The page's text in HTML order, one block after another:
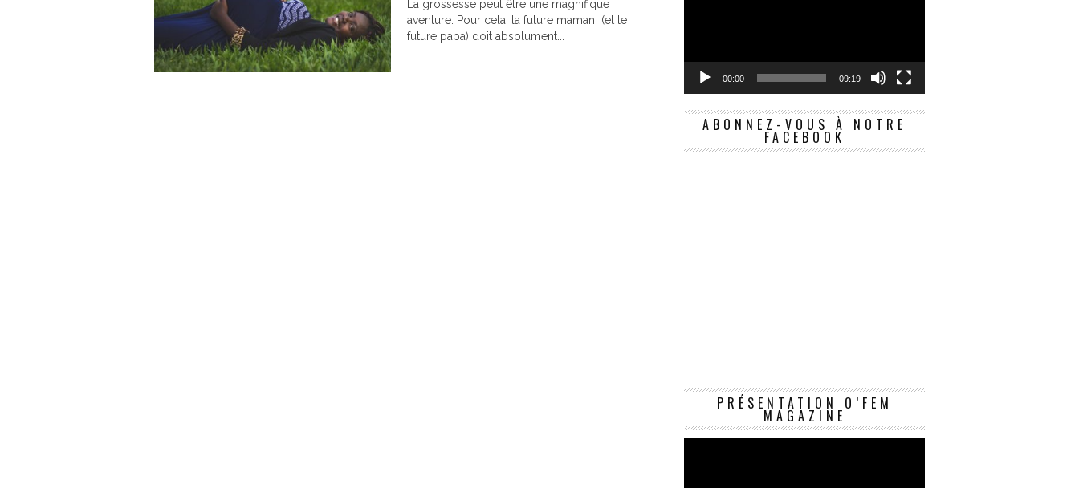
La grossesse peut être une magnifique
aventure. Pour cela, la future maman (et le
future papa) doit absolument...
00:00 09:19
ABONNEZ-VOUS À NOTRE
FACEBOOK
PRÉSENTATION O’FEM
MAGAZINE
Lecteur